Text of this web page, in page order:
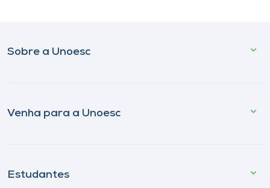
Sobre a Unoesc
Venha para a Unoesc
Estudantes